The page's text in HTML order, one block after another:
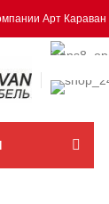
Арт Караван